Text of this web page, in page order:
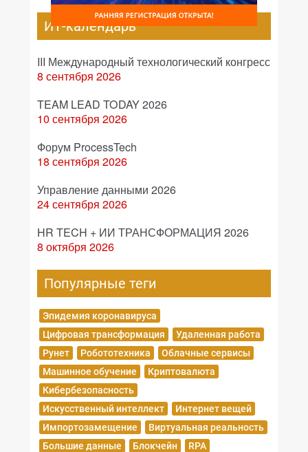
ИТ-календарь
III Международный технологический конгресс
8 сентября 2026
TEAM LEAD TODAY 2026
10 сентября 2026
Форум ProcessTech
18 сентября 2026
Управление данными 2026
24 сентября 2026
HR TECH + ИИ ТРАНСФОРМАЦИЯ 2026
8 октября 2026
Популярные теги
Эпидемия коронавируса
Цифровая трансформация
Удаленная работа
Рунет
Робототехника
Облачные сервисы
Машинное обучение
Криптовалюта
Кибербезопасность
Искусственный интеллект
Интернет вещей
Импортозамещение
Виртуальная реальность
Большие данные
Блокчейн
RPA